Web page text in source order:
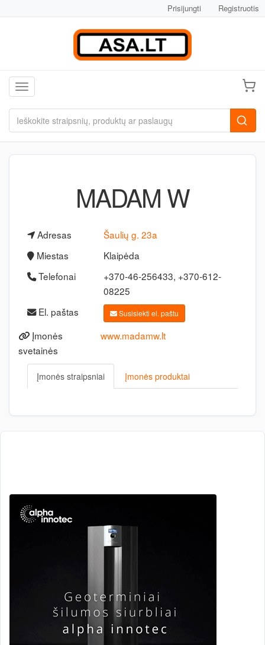
Prisijungti Registruotis
Toggle navigation
MADAM W
Adresas
Šaulių g. 23a
Miestas
Klaipėda
Telefonai
+370-46-256433, +370-612-
08225
El. paštas
Susisiekti el. paštu
Įmonės
svetainės
www.madamw.lt
Įmonės straipsniai Įmonės produktai